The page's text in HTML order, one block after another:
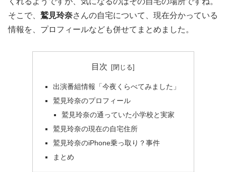
そこで、 鷲見玲奈さんの自宅について、現在分かっている
情報を、プロフィールなども併せてまとめました。
目次
出演番組情報「今夜くらべてみました」
鷲見玲奈のプロフィール
鷲見玲奈の通っていた小学校と実家
鷲見玲奈の現在の自宅住所
鷲見玲奈のiPhone乗っ取り？事件
まとめ